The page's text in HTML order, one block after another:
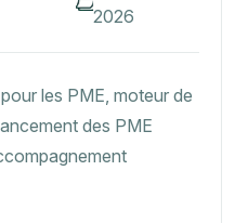
2026
les PME, moteur de
des PME